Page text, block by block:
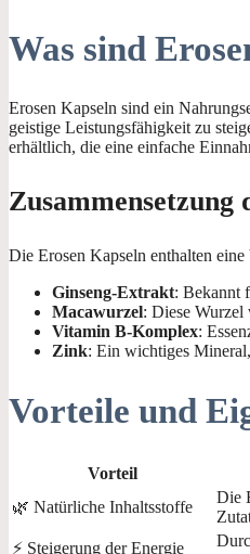
Was sind
Erosen Kapseln sind ein
geistige Leistungsfähigkeit zu
erhältlich, die eine einfache
Zusammensetzung
Die Erosen Kapseln enthalten
Ginseng-Extrakt: Bekannt
Macawurzel: Diese
Vitamin B-Komplex:
Zink: Ein wichtiges
Vorteile und
Vorteil
🌿 Natürliche Inhaltsstoffe
Die
⚡ Steigerung der Energie